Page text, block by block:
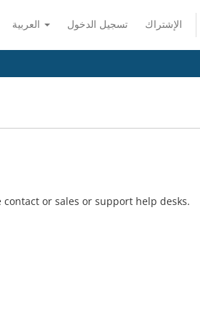
تسجيل الدخول الإشتراك
or sales or support help desks.